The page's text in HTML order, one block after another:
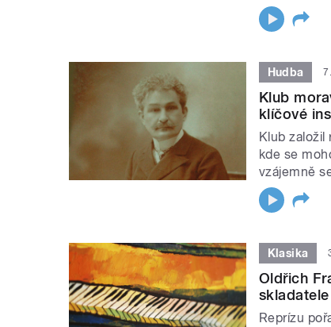
Hudba
Klub
klíčové
Klub
kde se
vzájemně
Klasika
Oldřich
skladatele
Reprízu